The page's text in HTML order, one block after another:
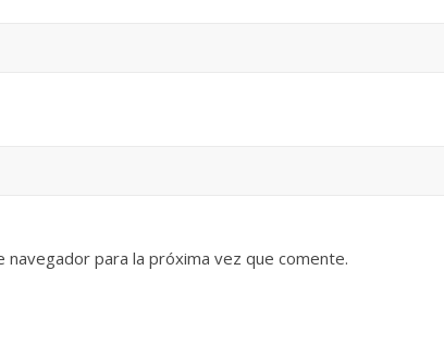
para la próxima vez que comente.